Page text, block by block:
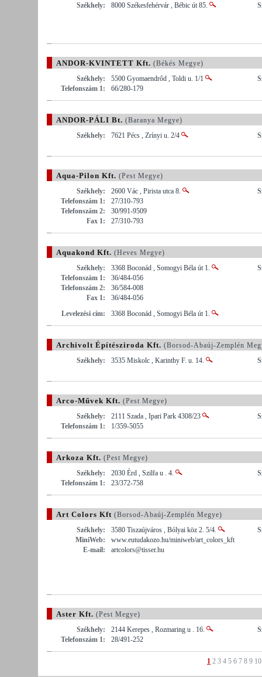
Székhely: 8000 Székesfehérvár , Bébic út 85.
ANDOR-KVINTETT Kft. (Békés Megye)
Székhely:
5500 Gyomaendrőd , Toldi u. 1/1
Telefonszám 1:
66/280-179
ANDOR-PÁLI Bt. (Baranya Megye)
Székhely:
7621 Pécs , Zrínyi u. 2/4
Aqua-Pilon Kft. (Pest Megye)
Székhely:
2600 Vác , Pirista utca 8.
Telefonszám 1:
27/310-793
Telefonszám 2:
30/991-9509
Fax 1:
27/310-793
Aquakond Kft. (Heves Megye)
Székhely:
3368 Boconád , Somogyi Béla út 1.
Telefonszám 1:
36/484-056
Telefonszám 2:
36/584-008
Fax 1:
36/484-056
Levelezési cím:
3368 Boconád , Somogyi Béla út 1.
Archivolt Építésziroda Kft. (Borsod-Abaúj-Zemplén
Székhely:
3535 Miskolc , Karinthy F. u. 14.
Arco-Művek Kft. (Pest Megye)
Székhely:
2111 Szada , Ipari Park 4308/23
Telefonszám 1:
1/359-5055
Arkoza Kft. (Pest Megye)
Székhely:
2030 Érd , Szilfa u . 4.
Telefonszám 1:
23/372-758
Art Colors Kft (Borsod-Abaúj-Zemplén Megye)
Székhely:
3580 Tiszaújváros , Bólyai köz 2. 5/4.
MiniWeb:
www.eutudakozo.hu/miniweb/art_colors_kft
E-mail:
artcolors@tisser.hu
Aster Kft. (Pest Megye)
Székhely:
2144 Kerepes , Rozmaring u . 16.
Telefonszám 1:
28/491-252
1 2 3 4 5 6 7 8 9 10